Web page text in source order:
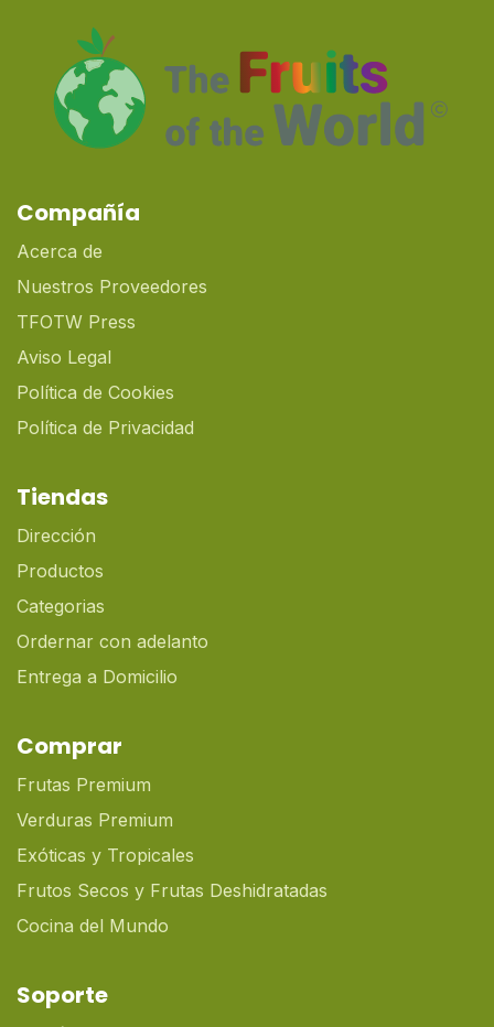
Compañía
Acerca de
Nuestros Proveedores
TFOTW Press
Aviso Legal
Política de Cookies
Política de Privacidad
Tiendas
Dirección
Productos
Categorias
Ordernar con adelanto
Entrega a Domicilio
Comprar
Frutas Premium
Verduras Premium
Exóticas y Tropicales
Frutos Secos y Frutas Deshidratadas
Cocina del Mundo
Soporte